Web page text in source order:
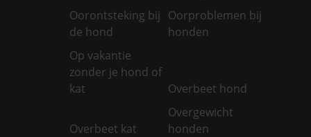
Oorontsteking bij
de hond
Oorproblemen bij
honden
Op vakantie
zonder je hond of
kat
Overbeet hond
Overbeet kat
Overgewicht
honden